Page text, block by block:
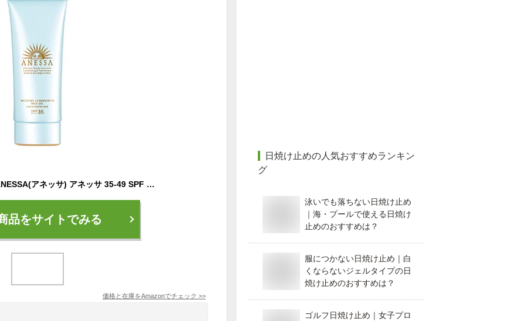
アネッサ(ANESSA) ANESSA(アネッサ) アネッサ 35-49 SPF モイスチャーUV マイルドジェル N 日焼け止め 無香料
品をサイトでみる
価格と在庫をAmazonでチェック >>
日焼け止めの人気おすすめランキン
グ
泳いでも落ちない日焼け止め
｜海・プールで使える日焼け
止めのおすすめは？
服につかない日焼け止め｜白
くならないジェルタイプの日
焼け止めのおすすめは？
ゴルフ日焼け止め｜女子プロ